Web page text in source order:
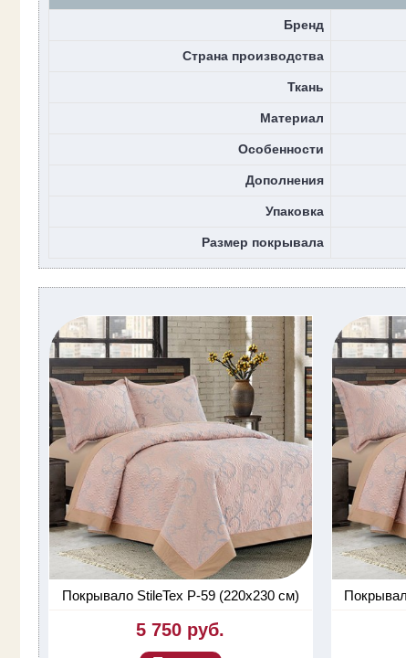
Бренд
Страна производства
Ткань
Материал
Особенности
Дополнения
Упаковка
Размер покрывала
Покрывало StileTex P-59 (220х230 см)
5 750 руб.